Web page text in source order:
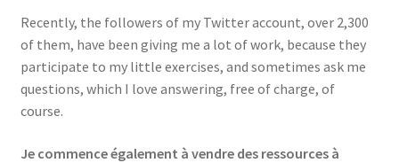
Recently, the followers of my Twitter account, over 2,300
of them, have been giving me a lot of work, because they
participate to my little exercises, and sometimes ask me
questions, which I love answering, free of charge, of
course.
Je commence également à vendre des ressources à